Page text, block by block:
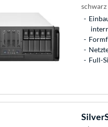
schwarz
Full-